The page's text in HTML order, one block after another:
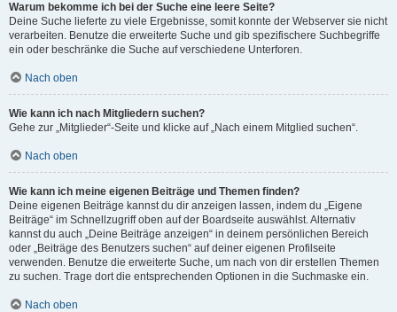
Warum bekomme ich bei der Suche eine leere Seite?
Deine Suche lieferte zu viele Ergebnisse, somit konnte der Webserver sie nicht
verarbeiten. Benutze die erweiterte Suche und gib spezifischere Suchbegriffe
ein oder beschränke die Suche auf verschiedene Unterforen.
Nach oben
Wie kann ich nach Mitgliedern suchen?
Gehe zur „Mitglieder“-Seite und klicke auf „Nach einem Mitglied suchen“.
Nach oben
Wie kann ich meine eigenen Beiträge und Themen finden?
Deine eigenen Beiträge kannst du dir anzeigen lassen, indem du „Eigene
Beiträge“ im Schnellzugriff oben auf der Boardseite auswählst. Alternativ
kannst du auch „Deine Beiträge anzeigen“ in deinem persönlichen Bereich
oder „Beiträge des Benutzers suchen“ auf deiner eigenen Profilseite
verwenden. Benutze die erweiterte Suche, um nach von dir erstellen Themen
zu suchen. Trage dort die entsprechenden Optionen in die Suchmaske ein.
Nach oben